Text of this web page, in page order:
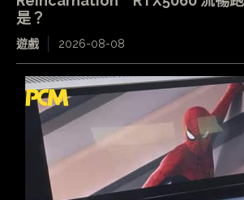
是？
遊戲 2026-08-08